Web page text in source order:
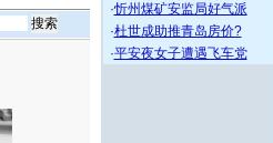
·忻州煤矿安监局好气派
·杜世成助推青岛房价?
·平安夜女子遭遇飞车党